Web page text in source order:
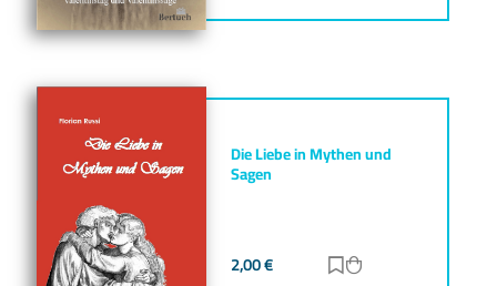
Die Liebe in Mythen und
Sagen
2,00€ Zur Merkliste